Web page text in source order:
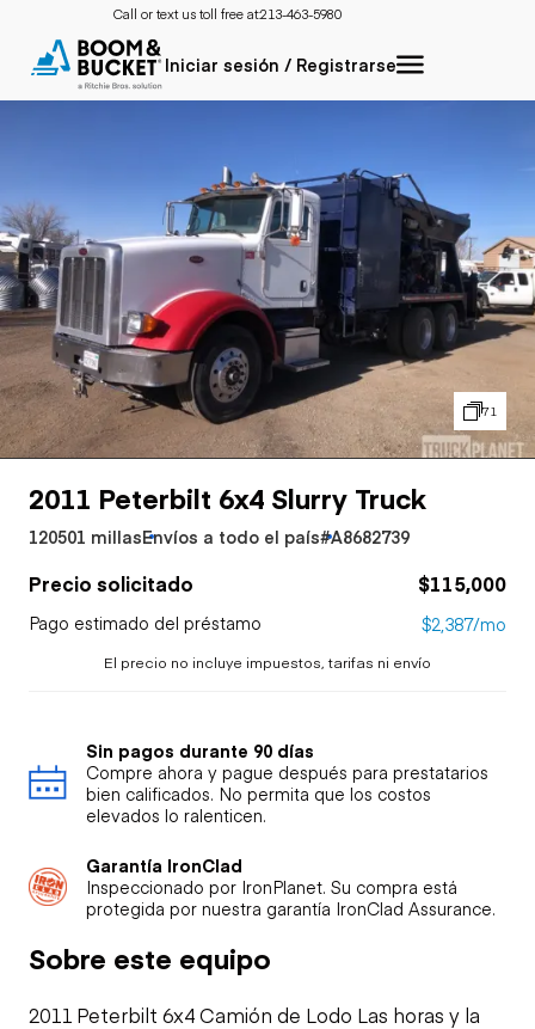
Call or text us toll free at:213-463-5980
Iniciar sesión / Registrarse
71
2011 Peterbilt 6x4 Slurry Truck
120501 millasEnvíos a todo el país#A8682739
Precio solicitado $115,000
Pago estimado del préstamo $2,387/mo
El precio no incluye impuestos, tarifas ni envío
Sin pagos durante 90 días
Compre ahora y pague después para prestatarios
bien calificados. No permita que los costos
elevados lo ralenticen.
Garantía IronClad
Inspeccionado por IronPlanet. Su compra está
protegida por nuestra garantía IronClad Assurance.
Sobre este equipo
2011 Peterbilt 6x4 Camión de Lodo Las horas y la